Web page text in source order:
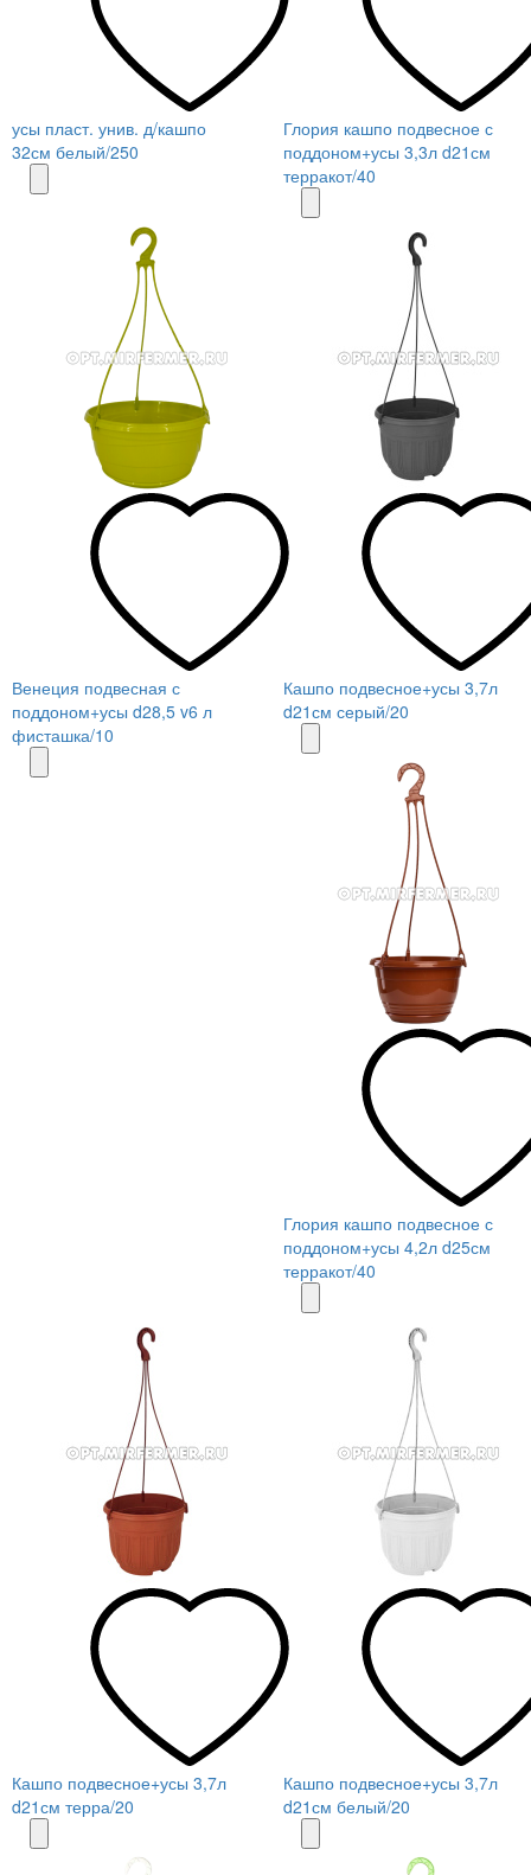
усы пласт. унив. д/кашпо
32см белый/250
Глория кашпо подвесное с
поддоном+усы 3,3л d21см
терракот/40
Венеция подвесная с
поддоном+усы d28,5 v6 л
фисташка/10
Кашпо подвесное+усы 3,7л
d21см серый/20
Глория кашпо подвесное с
поддоном+усы 4,2л d25см
терракот/40
Кашпо подвесное+усы 3,7л
d21см терра/20
Кашпо подвесное+усы 3,7л
d21см белый/20